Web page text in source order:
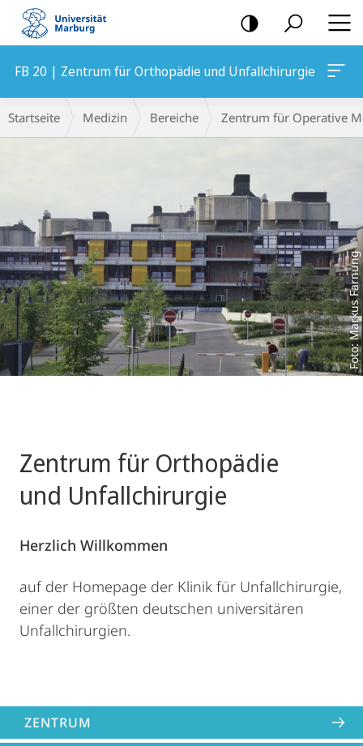
Mobile-
Navigation
FB 20 | Zentrum für Orthopädie und Unfallchirurgie
Hauptinhalt
Breadcrumb-
Navigation
Startseite Medizin Bereiche Zentrum für Operative
Foto: Markus Farnung
Zentrum für Orthopädie
und Unfallchirurgie
Herzlich Willkommen
auf der Homepage der Klinik für Unfallchirurgie,
einer der größten deutschen universitären
Unfallchirurgien.
ZENTRUM